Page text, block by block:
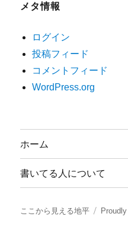
メタ情報
ログイン
投稿フィード
コメントフィード
WordPress.org
ホーム
書いてる人について
ここから見える地平